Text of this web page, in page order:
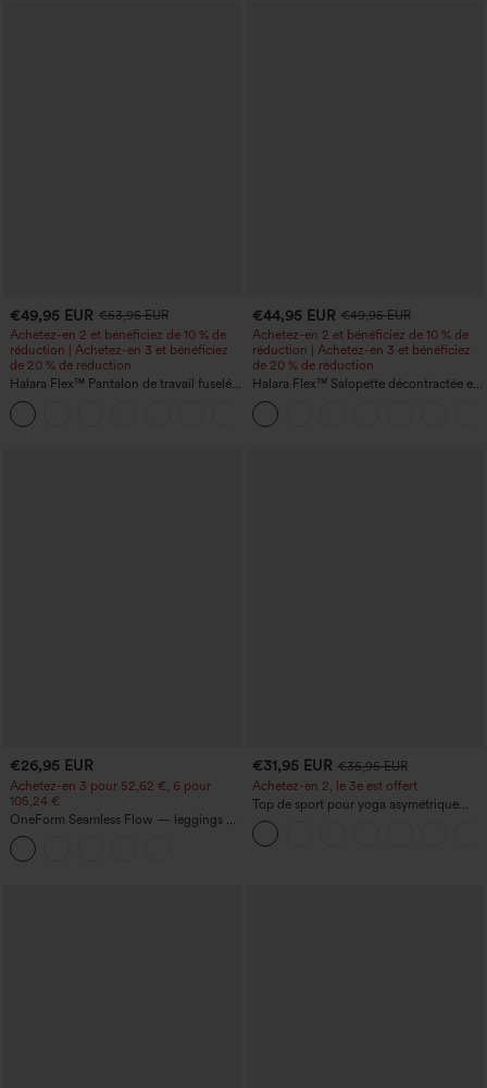
€49,95 EUR €53,95 EUR
Achetez-en 2 et bénéficiez de 10 % de
réduction | Achetez-en 3 et bénéficiez
de 20 % de réduction
Halara Flex™ Pantalon de travail fuselé,
uni, taille haute, avec poches
€44,95 EUR €49,95 EUR
Achetez-en 2 et bénéficiez de 10 % de
réduction | Achetez-en 3 et bénéficiez
de 20 % de réduction
Halara Flex™ Salopette décontractée en
denim lavé à encolure en V avec poche
€26,95 EUR
Achetez-en 3 pour 52,62 €, 6 pour
105,24 €
OneForm Seamless Flow — leggings de
yoga sans coutures, taille mi-haute, effet
gainant pour le ventre et liftant pour les
fesses
€31,95 EUR €35,95 EUR
Achetez-en 2, le 3e est offert
Top de sport pour yoga asymétrique
(une épaule) à manches longues avec
ouverture pour le pouce, ourlet arrondi
haut-bas, séchage rapide, soutien-gorge